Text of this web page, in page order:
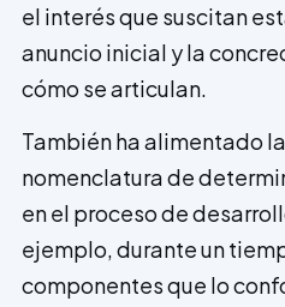
el interés que suscitan
anuncio inicial y la
cómo se articulan.
También ha alimentado
nomenclatura de
en el proceso de
ejemplo, durante un
componentes que lo